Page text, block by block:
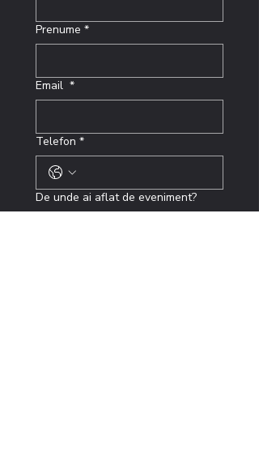
Prenume *
Email *
Telefon *
De unde ai aflat de eveniment?